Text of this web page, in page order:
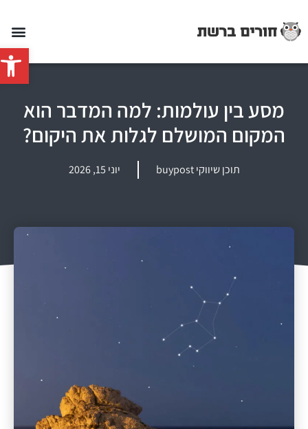
פתח
מסע בין עולמות: למה המדבר הוא
המקום המושלם לגלות את היקום?
תוכן שיווקי buypost יוני 15, 2026